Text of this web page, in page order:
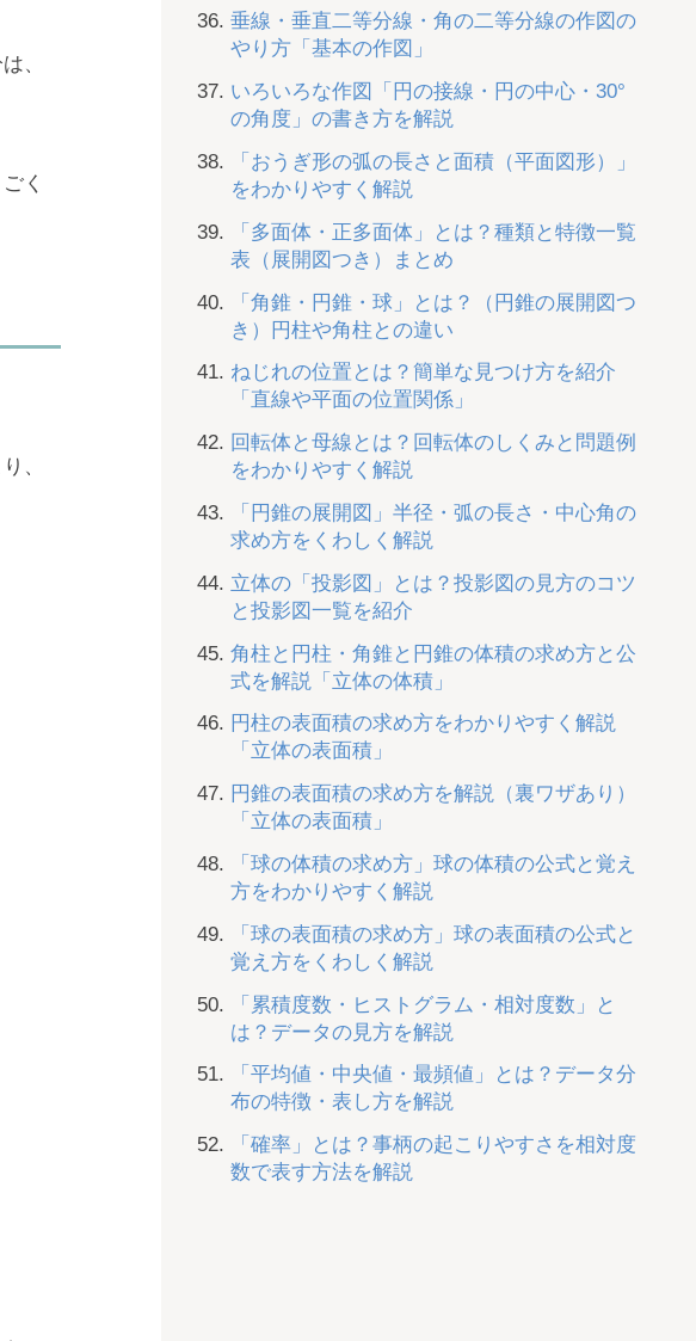
、
く
、
垂線・垂直二等分線・角の二等分線の作図の
やり方「基本の作図」
いろいろな作図「円の接線・円の中心・30°
の角度」の書き方を解説
「おうぎ形の弧の長さと面積（平面図形）」
をわかりやすく解説
「多面体・正多面体」とは？種類と特徴一覧
表（展開図つき）まとめ
「角錐・円錐・球」とは？（円錐の展開図つ
き）円柱や角柱との違い
ねじれの位置とは？簡単な見つけ方を紹介
「直線や平面の位置関係」
回転体と母線とは？回転体のしくみと問題例
をわかりやすく解説
「円錐の展開図」半径・弧の長さ・中心角の
求め方をくわしく解説
立体の「投影図」とは？投影図の見方のコツ
と投影図一覧を紹介
角柱と円柱・角錐と円錐の体積の求め方と公
式を解説「立体の体積」
円柱の表面積の求め方をわかりやすく解説
「立体の表面積」
円錐の表面積の求め方を解説（裏ワザあり）
「立体の表面積」
「球の体積の求め方」球の体積の公式と覚え
方をわかりやすく解説
「球の表面積の求め方」球の表面積の公式と
覚え方をくわしく解説
「累積度数・ヒストグラム・相対度数」と
は？データの見方を解説
「平均値・中央値・最頻値」とは？データ分
布の特徴・表し方を解説
「確率」とは？事柄の起こりやすさを相対度
数で表す方法を解説